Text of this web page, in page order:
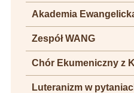
Akademia
Zespół WANG
Chór Ekumeniczny z
Luteranizm w